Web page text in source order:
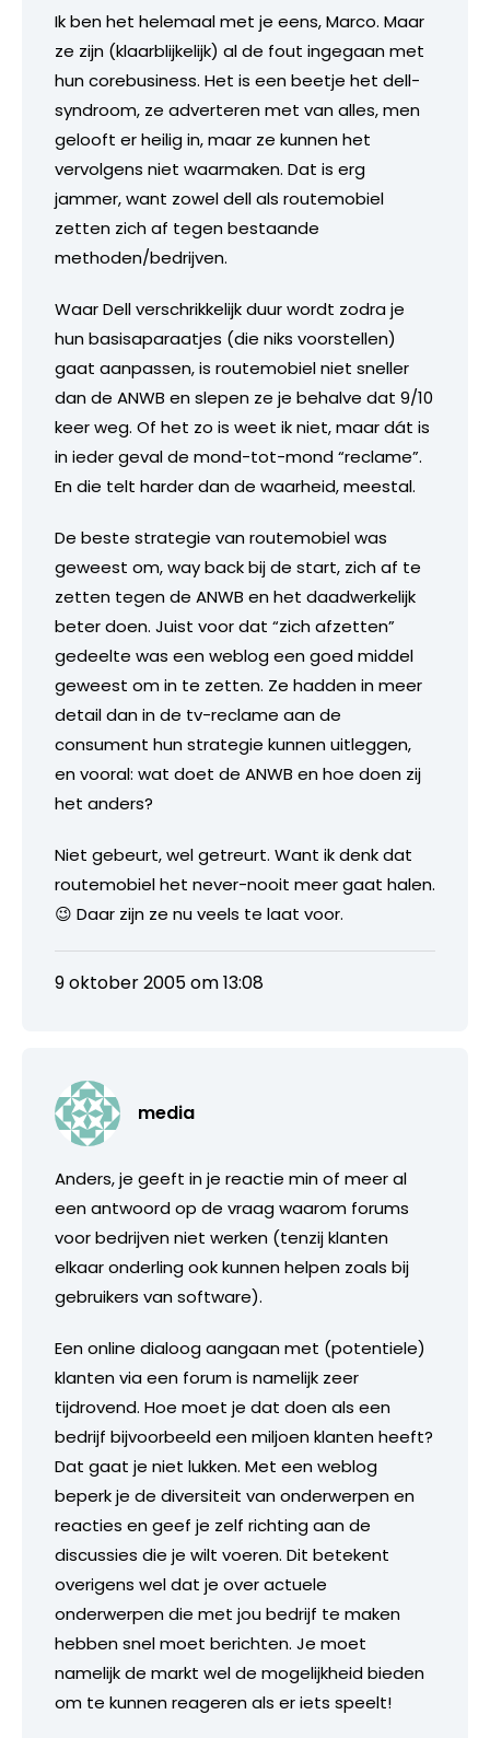
Ik ben het helemaal met je eens, Marco. Maar
ze zijn (klaarblijkelijk) al de fout ingegaan met
hun corebusiness. Het is een beetje het dell-
syndroom, ze adverteren met van alles, men
gelooft er heilig in, maar ze kunnen het
vervolgens niet waarmaken. Dat is erg
jammer, want zowel dell als routemobiel
zetten zich af tegen bestaande
methoden/bedrijven.
Waar Dell verschrikkelijk duur wordt zodra je
hun basisaparaatjes (die niks voorstellen)
gaat aanpassen, is routemobiel niet sneller
dan de ANWB en slepen ze je behalve dat 9/10
keer weg. Of het zo is weet ik niet, maar dát is
in ieder geval de mond-tot-mond “reclame”.
En die telt harder dan de waarheid, meestal.
De beste strategie van routemobiel was
geweest om, way back bij de start, zich af te
zetten tegen de ANWB en het daadwerkelijk
beter doen. Juist voor dat “zich afzetten”
gedeelte was een weblog een goed middel
geweest om in te zetten. Ze hadden in meer
detail dan in de tv-reclame aan de
consument hun strategie kunnen uitleggen,
en vooral: wat doet de ANWB en hoe doen zij
het anders?
Niet gebeurt, wel getreurt. Want ik denk dat
routemobiel het never-nooit meer gaat halen.
😉 Daar zijn ze nu veels te laat voor.
9 oktober 2005 om 13:08
media
Anders, je geeft in je reactie min of meer al
een antwoord op de vraag waarom forums
voor bedrijven niet werken (tenzij klanten
elkaar onderling ook kunnen helpen zoals bij
gebruikers van software).
Een online dialoog aangaan met (potentiele)
klanten via een forum is namelijk zeer
tijdrovend. Hoe moet je dat doen als een
bedrijf bijvoorbeeld een miljoen klanten heeft?
Dat gaat je niet lukken. Met een weblog
beperk je de diversiteit van onderwerpen en
reacties en geef je zelf richting aan de
discussies die je wilt voeren. Dit betekent
overigens wel dat je over actuele
onderwerpen die met jou bedrijf te maken
hebben snel moet berichten. Je moet
namelijk de markt wel de mogelijkheid bieden
om te kunnen reageren als er iets speelt!